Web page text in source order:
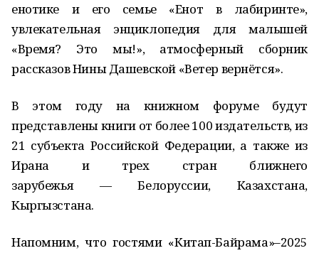
енотике и его семье «Енот в лабиринте»,
увлекательная энциклопедия для малышей
«Время? Это мы!», атмосферный сборник
рассказов Нины Дашевской «Ветер вернётся».
В этом году на книжном форуме будут
представлены книги от более 100 издательств, из
21 субъекта Российской Федерации, а также из
Ирана и трех стран ближнего
зарубежья — Белоруссии, Казахстана,
Кыргызстана.
Напомним, что гостями «Китап-Байрама»–2025